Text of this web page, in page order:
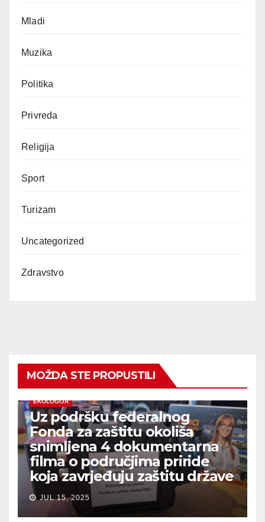
Mladi
Muzika
Politika
Privreda
Religija
Sport
Turizam
Uncategorized
Zdravstvo
MOŽDA STE PROPUSTILI
EKOLOGIJA
Uz podršku federalnog
Fonda za zaštitu okoliša
snimljena 4 dokumentarna
filma o područjima priride
koja zavrjeđuju zaštitu države
JUL 15, 2025